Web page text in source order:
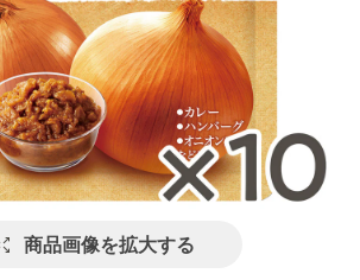
商品画像を拡大する